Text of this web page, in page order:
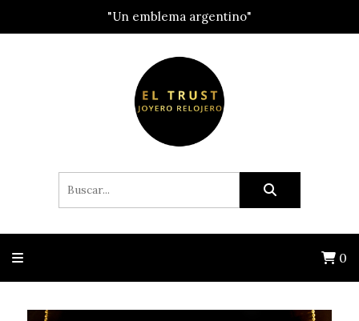
"Un emblema argentino"
0